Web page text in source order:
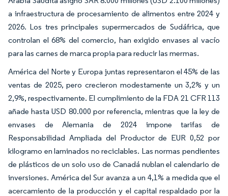
a infraestructura de procesamiento de alimentos entre 2024 y
2026. Los tres principales supermercados de Sudáfrica, que
controlan el 68% del comercio, han exigido envases al vacío
para las carnes de marca propia para reducir las mermas.
América del Norte y Europa juntas representaron el 45% de las
ventas de 2025, pero crecieron modestamente un 3,2% y un
2,9%, respectivamente. El cumplimiento de la FDA 21 CFR 113
añade hasta USD 80.000 por referencia, mientras que la ley de
envases de Alemania de 2024 impone tarifas de
Responsabilidad Ampliada del Productor de EUR 0,52 por
kilogramo en laminados no reciclables. Las normas pendientes
de plásticos de un solo uso de Canadá nublan el calendario de
inversiones. América del Sur avanza a un 4,1% a medida que el
acercamiento de la producción y el capital respaldado por la